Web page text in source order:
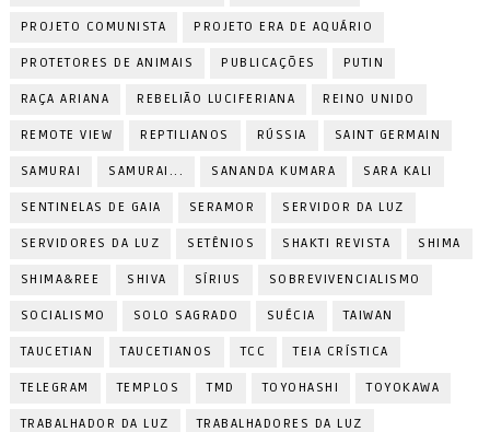
PROJETO COMUNISTA PROJETO ERA DE AQUÁRIO
PROTETORES DE ANIMAIS PUBLICAÇÕES PUTIN
RAÇA ARIANA REBELIÃO LUCIFERIANA REINO UNIDO
REMOTE VIEW REPTILIANOS RÚSSIA SAINT GERMAIN
SAMURAI SAMURAI... SANANDA KUMARA SARA KALI
SENTINELAS DE GAIA SERAMOR SERVIDOR DA LUZ
SERVIDORES DA LUZ SETÊNIOS SHAKTI REVISTA SHIMA
SHIMA&REE SHIVA SÍRIUS SOBREVIVENCIALISMO
SOCIALISMO SOLO SAGRADO SUÉCIA TAIWAN
TAUCETIAN TAUCETIANOS TCC TEIA CRÍSTICA
TELEGRAM TEMPLOS TMD TOYOHASHI TOYOKAWA
TRABALHADOR DA LUZ TRABALHADORES DA LUZ